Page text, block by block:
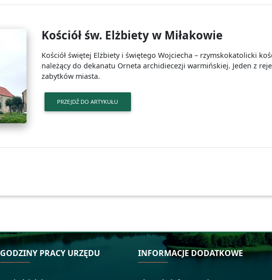
Kościół św. Elżbiety w Miłakowie
Kościół świętej Elżbiety i świętego Wojciecha – rzymskokatolicki
należący do dekanatu Orneta archidiecezji warmińskiej. Jeden z
zabytków miasta.
PRZEJDŹ DO ARTYKUŁU
GODZINY PRACY URZĘDU INFORMACJE DODATKOWE